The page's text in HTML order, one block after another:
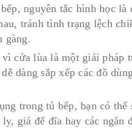
nguyên tắc hình học là
tránh tình trạng lệch
gàng.
cửa lùa là một giải pháp
dàng sắp xếp các đồ
trong tủ bếp, bạn có thể
giá để đĩa hay các ngăn